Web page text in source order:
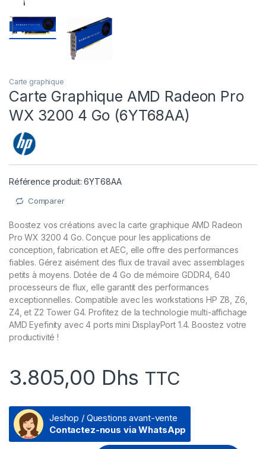
Carte graphique
Carte Graphique AMD Radeon Pro
WX 3200 4 Go (6YT68AA)
Référence produit: 6YT68AA
Comparer
Boostez vos créations avec la carte graphique AMD Radeon
Pro WX 3200 4 Go. Conçue pour les applications de
conception, fabrication et AEC, elle offre des performances
fiables. Gérez aisément des flux de travail avec assemblages
petits à moyens. Dotée de 4 Go de mémoire GDDR4, 640
processeurs de flux, elle garantit des performances
exceptionnelles. Compatible avec les workstations HP Z8, Z6,
Z4, et Z2 Tower G4. Profitez de la technologie multi-affichage
AMD Eyefinity avec 4 ports mini DisplayPort 1.4. Boostez votre
productivité !
3.805,00 Dhs TTC
Jeshop / Questions avant-vente
Contactez-nous via WhatsApp